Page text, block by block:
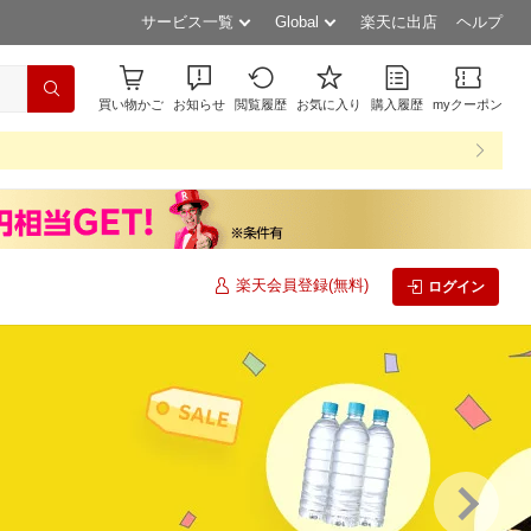
サービス一覧 Global 楽天に出店 ヘルプ
買い物かご お知らせ 閲覧履歴 お気に入り 購入履歴 myクーポン
楽天会員登録(無料) ログイン